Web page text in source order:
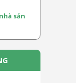
sản